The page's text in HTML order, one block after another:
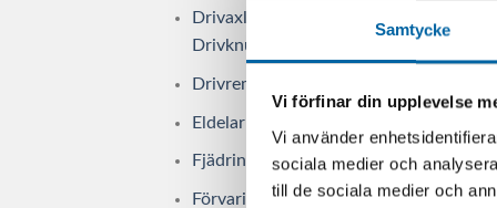
Samtycke
Vi förfinar din upplevelse
Vi använder
sociala medier och
till de sociala medier och
Drivaxlar &
Drivknutar
Drivremmar
Eldelar
Fjädring & Chassi
Förvaring i SSV